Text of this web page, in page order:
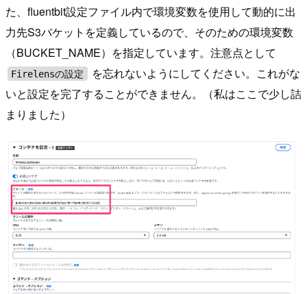
た、fluentbit設定ファイル内で環境変数を使用して動的に出
力先S3バケットを定義しているので、そのための環境変数
（BUCKET_NAME）を指定しています。注意点として
Firelensの設定
を忘れないようにしてください。これがな
いと設定を完了することができません。（私はここで少し詰
まりました）